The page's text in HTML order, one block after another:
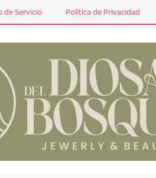
de Servicio Política de Privacidad